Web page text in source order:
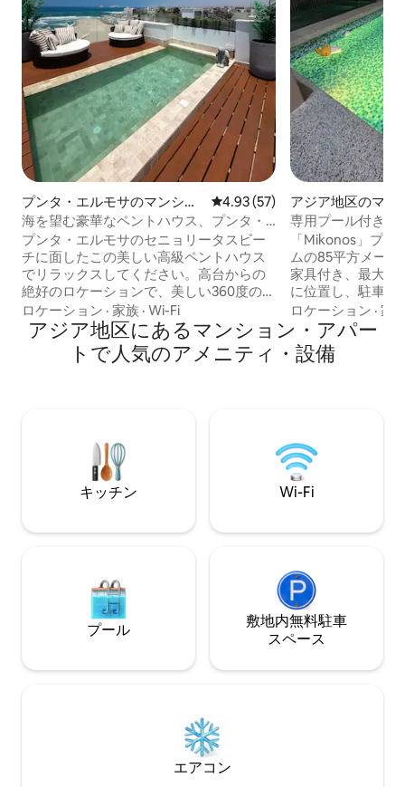
プンタ・エルモサのマンショ
ン・アパート
レビュー57件、5つ星中4.93つ
4.93 (57)
海を望む豪華なペントハウス、プンタ・
エルモサ
プンタ・エルモサのセニョリータスビー
チに面したこの美しい高級ペントハウス
でリラックスしてください。高台からの
絶好のロケーションで、美しい360度のパ
ノラマビューが楽しめます。主要なレス
トラン、ブティックなどがあるブールバ
ール・プンタ・デル・スルの近くにあり
ます。 ペントハウスは上質な仕上げと直
つ）、バー、グリル、インフィニティ プ
ール。家具付き。
ロケーション · 家族 · Wi-Fi
アジア地区のマン
パート
専用プール付きマ
アム・ミコノス、
「Mikonos」プ
ムの85平方メー
家具付き、最大6
に位置し、駐車場付き 説明： -
- バスルーム 2室
キッチン - 専用プ
にテレビ - 専用駐車場2台
- ミニマーケットとレ
ロケーション ·家
アジア地区にあるマンション・アパー
トで人気のアメニティ・設備
キッチン Wi-Fi
プール
敷地内無料駐⁠車
ス⁠ペ⁠ー⁠ス
エアコン